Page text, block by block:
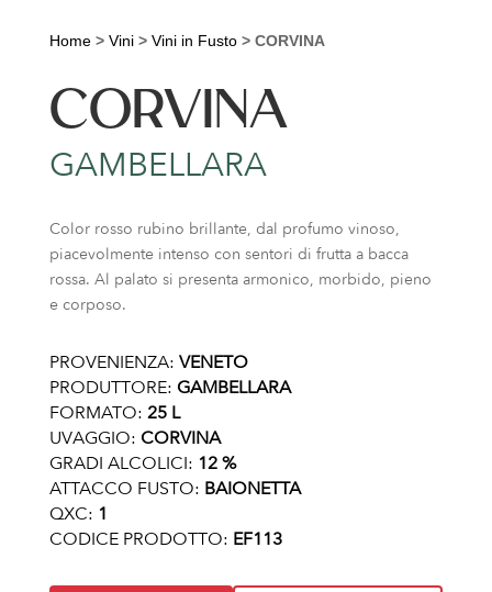
Home> Vini> Vini in Fusto> CORVINA
CORVINA
GAMBELLARA
Color rosso rubino brillante, dal profumo vinoso,
piacevolmente intenso con sentori di frutta a bacca
rossa. Al palato si presenta armonico, morbido, pieno
e corposo.
PROVENIENZA: VENETO
PRODUTTORE: GAMBELLARA
FORMATO: 25 L
UVAGGIO: CORVINA
GRADI ALCOLICI: 12 %
ATTACCO FUSTO: BAIONETTA
QXC: 1
CODICE PRODOTTO: EF113